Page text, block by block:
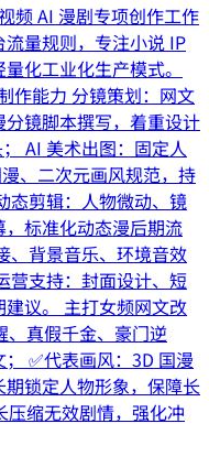
频 AI 漫剧专项创作工作
量规则，专注小说 IP
化工业化生产模式。
作能力 分镜策划：网文
镜脚本撰写，着重设计
AI 美术出图：固定人
、二次元画风规范，持
态剪辑：人物微动、镜
标准化动态漫后期流
、背景音乐、环境音效
营支持：封面设计、短
议。 主打女频网文改
、真假千金、豪门逆
✅代表画风：3D 国漫
锁定人物形象，保障长
压缩无效剧情，强化冲